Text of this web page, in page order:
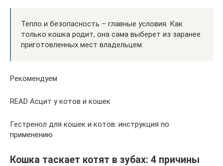
Тепло и безопасность – главные условия. Как
только кошка родит, она сама выберет из заранее
приготовленных мест владельцем.
Рекомендуем
READ Асцит у котов и кошек
Гестренол для кошек и котов: инструкция по
применению
Кошка таскает котят в зубах: 4 причины